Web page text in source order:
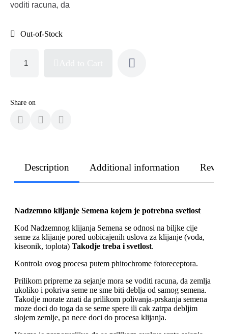
voditi racuna, da
Out-of-Stock
Share on
Description Additional information
Nadzemno klijanje Semena kojem je potrebna svetlost
Kod Nadzemnog klijanja Semena se odnosi na biljke cije
seme za klijanje pored uobicajenih uslova za klijanje (voda,
kiseonik, toplota) Takodje treba i svetlost.
Kontrola ovog procesa putem phitochrome fotoreceptora.
Prilikom pripreme za sejanje mora se voditi racuna, da zemlja
ukoliko i pokriva seme ne sme biti deblja od samog semena.
Takodje morate znati da prilikom polivanja-prskanja semena
moze doci do toga da se seme spere ili cak zatrpa debljim
slojem zemlje, pa nece doci do procesa klijanja.